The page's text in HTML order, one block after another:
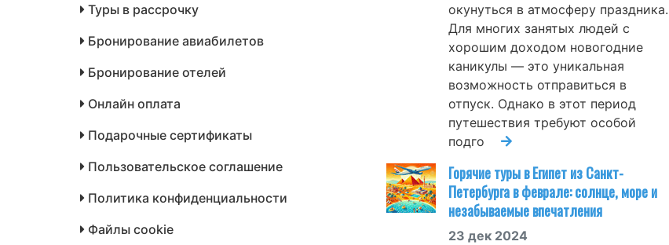
Туры в рассрочку
Бронирование авиабилетов
Бронирование отелей
Онлайн оплата
Подарочные сертификаты
Пользовательское соглашение
Политика конфиденциальности
Файлы cookie
окунуться в атмосферу праздника.
Для многих занятых людей с
хорошим доходом новогодние
каникулы — это уникальная
возможность отправиться в
отпуск. Однако в этот период
путешествия требуют особой
подго
Горячие туры в Египет из Санкт-
Петербурга в феврале: солнце, море и
незабываемые впечатления
23 дек 2024